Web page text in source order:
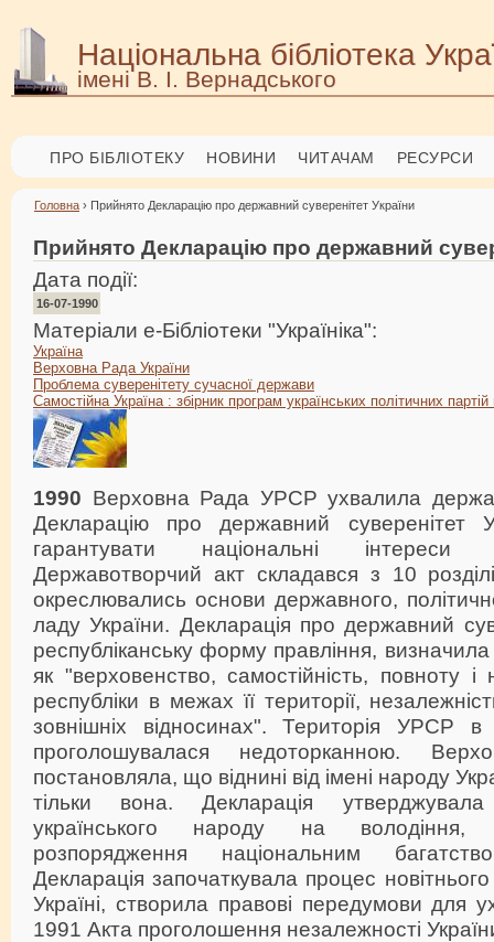
Національна бібліотека
імені В. І. Вернадського
ПРО БІБЛІОТЕКУ НОВИНИ ЧИТАЧАМ РЕСУРСИ
Головна › Прийнято Декларацію про державний суверенітет України
Прийнято Декларацію про державний
Дата події:
16-07-1990
Матеріали е-Бібліотеки "Україніка":
Україна
Верховна Рада України
Проблема суверенітету сучасної держави
Самостійна Україна : збірник програм українських політичних
1990 Верховна Рада УРСР ухвалила
Декларацію про державний суверенітет
гарантувати національні інтереси
Державотворчий акт складався з 10
окреслювались основи державного,
ладу України. Декларація про державний
республіканську форму правління, визначила
як "верховенство, самостійність, повноту і
республіки в межах її території,
зовнішніх відносинах". Територія УРСР в
проголошувалася недоторканною.
постановляла, що віднині від імені народу
тільки вона. Декларація
українського народу на володіння,
розпорядження національним
Декларація започаткувала процес
Україні, створила правові передумови для
1991 Акта проголошення незалежності